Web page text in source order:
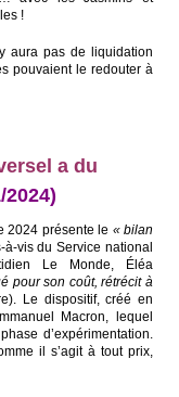
!
aura pas de liquidation
pouvaient le redouter à
a du
2024 présente le « bilan
vis du Service national
Le Monde, Éléa
pour son coût, rétrécit à
Le dispositif, créé en
Macron, lequel
d’expérimentation.
il s’agit à tout prix,